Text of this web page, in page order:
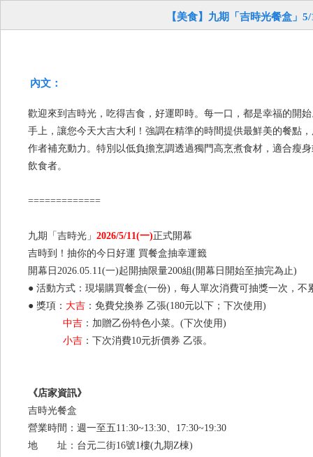
【美食】九期「吉時光餐盒」
內文：
歡迎來到吉時光，吃得吉食，好運即時。每一口，都是幸福的開
手上，讓您今天大吉大利！強調在精準的時間提供最鮮美的餐點
作者補充動力。特別以低負擔烹調透過獨門高烹煮食材，適合瘦
飲食者。
=============
九期「吉時光」 2026/5/11(一)正式開幕
吉時到！抽你的今日好運 買餐盒抽幸運籤
開幕日2026.05.11(一)起開抽限量200組(開幕日開始至抽完為止)
● 活動方式：現場購買餐盒(一份)，每人單次消費可抽獎一次，
● 獎項： 大吉 ：免費兌換券 乙張(180元以下；下次使用)
中吉 ：加贈乙份特色小菜。(下次使用)
小吉 ：下次消費10元折價券 乙張。
《店家資訊》
吉時光餐盒
營業時間：週一至五11:30~13:30、17:30~19:30
地 址：台元二街16號1樓(九期Z棟)